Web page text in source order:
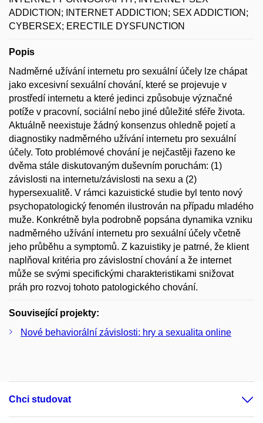
ADDICTION; INTERNET ADDICTION; SEX ADDICTION;
CYBERSEX; ERECTILE DYSFUNCTION
Popis
Nadměrné užívání internetu pro sexuální účely lze chápat
jako excesivní sexuální chování, které se projevuje v
prostředí internetu a které jedinci způsobuje význačné
potíže v pracovní, sociální nebo jiné důležité sféře života.
Aktuálně neexistuje žádný konsenzus ohledně pojetí a
diagnostiky nadměrného užívání internetu pro sexuální
účely. Toto problémové chování je nejčastěji řazeno ke
dvěma stále diskutovaným duševním poruchám: (1)
závislosti na internetu/závislosti na sexu a (2)
hypersexualitě. V rámci kazuistické studie byl tento nový
psychopatologický fenomén ilustrován na případu mladého
muže. Konkrétně byla podrobně popsána dynamika vzniku
nadměrného užívání internetu pro sexuální účely včetně
jeho průběhu a symptomů. Z kazuistiky je patrné, že klient
naplňoval kritéria pro závislostní chování a že internet
může se svými specifickými charakteristikami snižovat
práh pro rozvoj tohoto patologického chování.
Související projekty:
Nové behaviorální závislosti: hry a sexualita online
Chci studovat